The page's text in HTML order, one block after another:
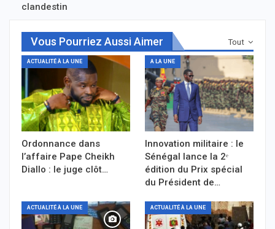
clandestin
Tout
Vous Pourriez Aussi Aimer
ACTUALITÉ À LA UNE
Ordonnance dans
l’affaire Pape Cheikh
Diallo : le juge clôt…
A LA UNE
Innovation militaire : le
Sénégal lance la 2ᵉ
édition du Prix spécial
du Président de…
ACTUALITÉ À LA UNE ACTUALITÉ À LA UNE